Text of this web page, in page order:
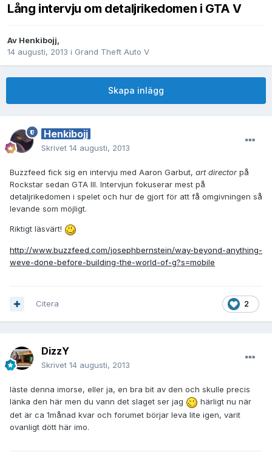
Lång intervju om detaljrikedomen i GTA V
Av Henkibojj,
14 augusti, 2013 i Grand Theft Auto V
Skapa inlägg
Henkibojj
Skrivet 14 augusti, 2013
Buzzfeed fick sig en intervju med Aaron Garbut, art director på
Rockstar sedan GTA III. Intervjun fokuserar mest på
detaljrikedomen i spelet och hur de gjort för att få omgivningen så
levande som möjligt.
Riktigt läsvärt!
http://www.buzzfeed.com/josephbernstein/way-beyond-anything-
weve-done-before-building-the-world-of-g?s=mobile
2
Citera
DizzY
Skrivet 14 augusti, 2013
läste denna imorse, eller ja, en bra bit av den och skulle precis
länka den här men du vann det slaget ser jag
härligt nu när
det är ca 1månad kvar och forumet börjar leva lite igen, varit
ovanligt dött här imo.